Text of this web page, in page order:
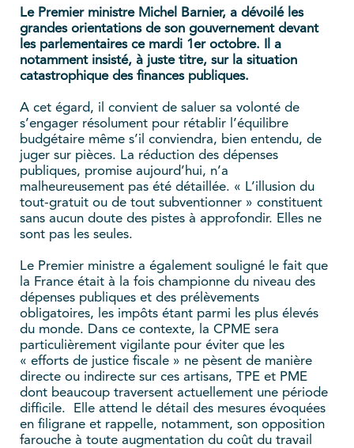
Le Premier ministre Michel Barnier, a dévoilé les
grandes orientations de son gouvernement devant
les parlementaires ce mardi 1er octobre. Il a
notamment insisté, à juste titre, sur la situation
catastrophique des finances publiques.
A cet égard, il convient de saluer sa volonté de
s’engager résolument pour rétablir l’équilibre
budgétaire même s’il conviendra, bien entendu, de
juger sur pièces. La réduction des dépenses
publiques, promise aujourd’hui, n’a
malheureusement pas été détaillée. « L’illusion du
tout-gratuit ou de tout subventionner » constituent
sans aucun doute des pistes à approfondir. Elles ne
sont pas les seules.
Le Premier ministre a également souligné le fait que
la France était à la fois championne du niveau des
dépenses publiques et des prélèvements
obligatoires, les impôts étant parmi les plus élevés
du monde. Dans ce contexte, la CPME sera
particulièrement vigilante pour éviter que les
« efforts de justice fiscale » ne pèsent de manière
directe ou indirecte sur ces artisans, TPE et PME
dont beaucoup traversent actuellement une période
difficile. Elle attend le détail des mesures évoquées
en filigrane et rappelle, notamment, son opposition
farouche à toute augmentation du coût du travail